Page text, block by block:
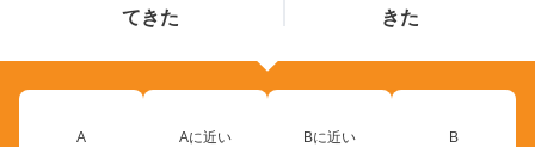
てきた
きた
A Aに近い Bに近い B